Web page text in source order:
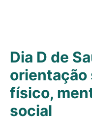
Dia D de
orientação
físico,
social